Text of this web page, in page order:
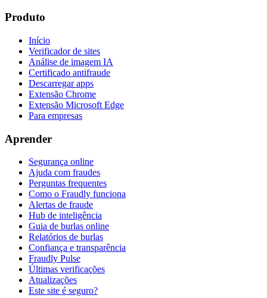
Produto
Início
Verificador de sites
Análise de imagem IA
Certificado antifraude
Descarregar apps
Extensão Chrome
Extensão Microsoft Edge
Para empresas
Aprender
Segurança online
Ajuda com fraudes
Perguntas frequentes
Como o Fraudly funciona
Alertas de fraude
Hub de inteligência
Guia de burlas online
Relatórios de burlas
Confiança e transparência
Fraudly Pulse
Últimas verificações
Atualizações
Este site é seguro?